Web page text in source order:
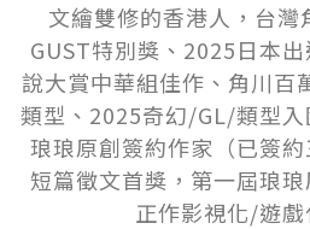
文繪雙修的香港人，台
GUST特別獎、2025日本
說大賞中華組佳作、角川百
類型、2025奇幻/GL/類型
琅琅原創簽約作家（已簽約
短篇徵文首獎，第一屆琅
正作影視化/遊